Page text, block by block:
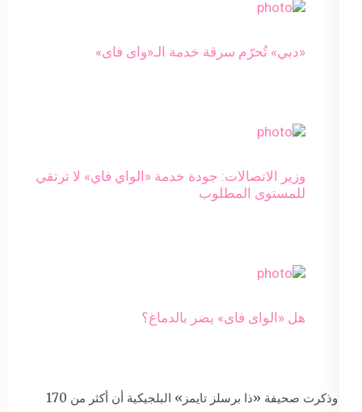
«دبي» تُحرّم سرقة خدمة الـ«واى فاى»
وزير الاتصالات: جودة خدمة «الواي فاي» لا ترتقي
للمستوى المطلوب
هل «الواى فاى» يضر بالدماغ؟
وذكرت صحيفة «ذا برسلز تايمز» البلجيكية أن أكثر من 170